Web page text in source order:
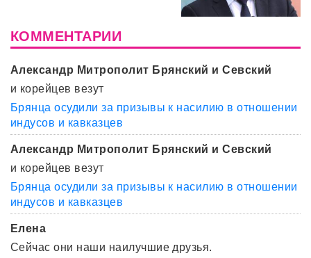
КОММЕНТАРИИ
Александр Митрополит Брянский и Севский
и корейцев везут
Брянца осудили за призывы к насилию в отношении
индусов и кавказцев
Александр Митрополит Брянский и Севский
и корейцев везут
Брянца осудили за призывы к насилию в отношении
индусов и кавказцев
Елена
Сейчас они наши наилучшие друзья.